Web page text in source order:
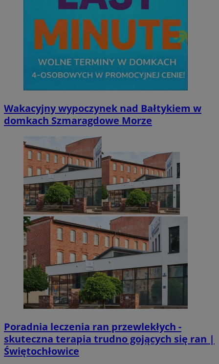
Wakacyjny wypoczynek nad Bałtykiem w
domkach Szmaragdowe Morze
Poradnia leczenia ran przewlekłych -
skuteczna terapia trudno gojących się ran |
Świętochłowice